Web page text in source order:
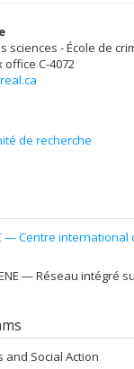
sciences - École de
office C-4072
de recherche
— Centre international
— Réseau intégré
and Social Action